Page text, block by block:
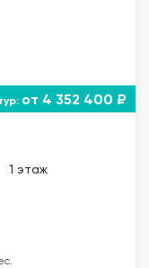
от 4 352 400 ₽
1 этаж